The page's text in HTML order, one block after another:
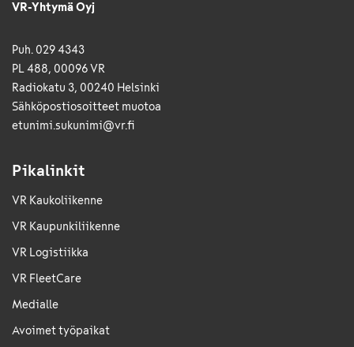
VR-Yhtymä Oyj
Puh. 029 4343
PL 488, 00096 VR
Radiokatu 3, 00240 Helsinki
Sähkö­posti­osoitteet muotoa
etunimi.sukunimi@vr.fi
Pikalinkit
VR Kaukoliikenne
VR Kaupunkiliikenne
VR Logistiikka
VR FleetCare
Medialle
Avoimet työpaikat